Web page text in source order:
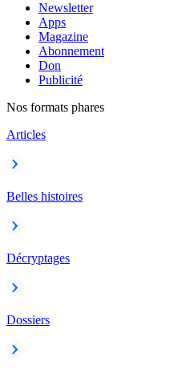
Newsletter
Apps
Magazine
Abonnement
Don
Publicité
Nos formats phares
Articles
Belles histoires
Décryptages
Dossiers